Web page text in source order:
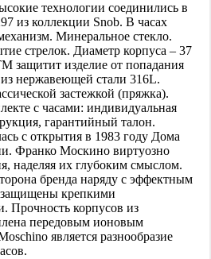
технологии соединились в
из коллекции Snob. В часах
Минеральное стекло.
стрелок. Диаметр корпуса – 37
защитит изделие от попадания
нержавеющей стали 316L.
застежкой (пряжка).
с часами: индивидуальная
гарантийный талон.
с открытия в 1983 году Дома
Франко Москино виртуозно
наделяя их глубоким смыслом.
бренда наряду с эффектным
крепкими
Прочность корпусов из
передовым ионовым
является разнообразие